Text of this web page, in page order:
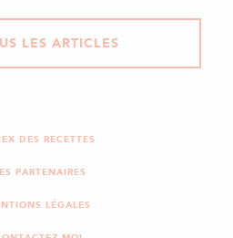
LES ARTICLES
DES RECETTES
PARTENAIRES
LÉGALES